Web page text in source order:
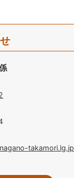
takamori.lg.jp